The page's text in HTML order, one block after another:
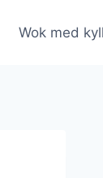
Wok med